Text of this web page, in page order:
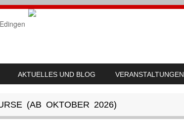
AKTUELLES UND BLOG VERANSTALTUNGEN
(AB OKTOBER 2026)